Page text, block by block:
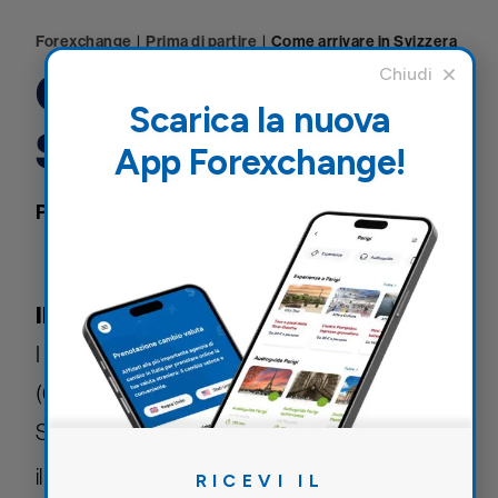
Forexchange | Prima di partire | Come arrivare in Svizzera
Come arrivare in
Svizzera
Prima di partire 28 Marzo 2014
IN AEREO
I principali aeroporti svizzeri sono quello di Zurigo
(043 816 22 11; per informazioni sul volo tramite
SMS inviate un messaggio con la scritta ZRH più
il numero di volo al 9292;www.zurich-
Scarica la nuova
App Forexchange!
RICEVI IL